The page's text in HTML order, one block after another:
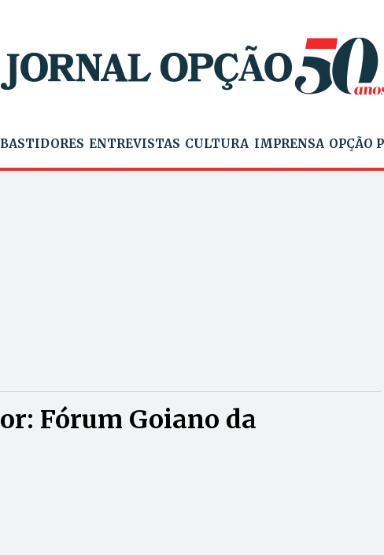
BASTIDORES ENTREVISTAS CULTURA IMPRENSA OPÇÃO
Fórum Goiano da